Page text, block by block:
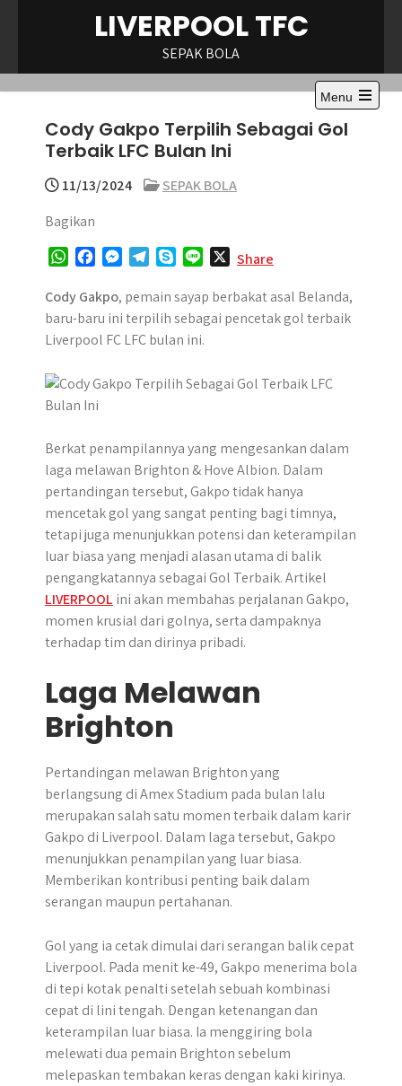
LIVERPOOL TFC
SEPAK BOLA
Menu
Open
the
main
Cody Gakpo Terpilih Sebagai Gol
Terbaik LFC Bulan Ini
11/13/2024
SEPAK BOLA
Bagikan
W
a
t
s
p
c
e
b
o
k
s
s
e
e
l
e
g
m
y
p
e
n
e
Share
Cody Gakpo, pemain sayap berbakat asal Belanda,
baru-baru ini terpilih sebagai pencetak gol terbaik
Liverpool FC LFC bulan ini.
Berkat penampilannya yang mengesankan dalam
laga melawan Brighton & Hove Albion. Dalam
pertandingan tersebut, Gakpo tidak hanya
mencetak gol yang sangat penting bagi timnya,
tetapi juga menunjukkan potensi dan keterampilan
luar biasa yang menjadi alasan utama di balik
pengangkatannya sebagai Gol Terbaik. Artikel
LIVERPOOL ini akan membahas perjalanan Gakpo,
momen krusial dari golnya, serta dampaknya
terhadap tim dan dirinya pribadi.
Laga Melawan
Brighton
Pertandingan melawan Brighton yang
berlangsung di Amex Stadium pada bulan lalu
merupakan salah satu momen terbaik dalam karir
Gakpo di Liverpool. Dalam laga tersebut, Gakpo
menunjukkan penampilan yang luar biasa.
Memberikan kontribusi penting baik dalam
serangan maupun pertahanan.
Gol yang ia cetak dimulai dari serangan balik cepat
Liverpool. Pada menit ke-49, Gakpo menerima bola
di tepi kotak penalti setelah sebuah kombinasi
cepat di lini tengah. Dengan ketenangan dan
keterampilan luar biasa. Ia menggiring bola
melewati dua pemain Brighton sebelum
melepaskan tembakan keras dengan kaki kirinya.